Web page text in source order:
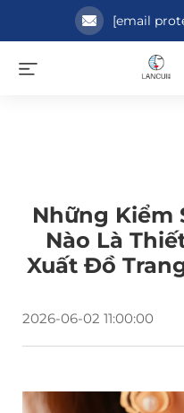
[email
Những Kiểm
Nào Là
Xuất Đồ
2026-06-02 11:00:00